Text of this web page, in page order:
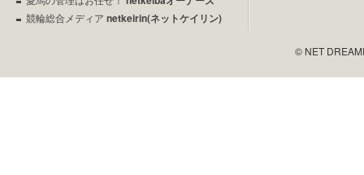
競輪総合メディア netkeirin(ネットケイリン)
© NET